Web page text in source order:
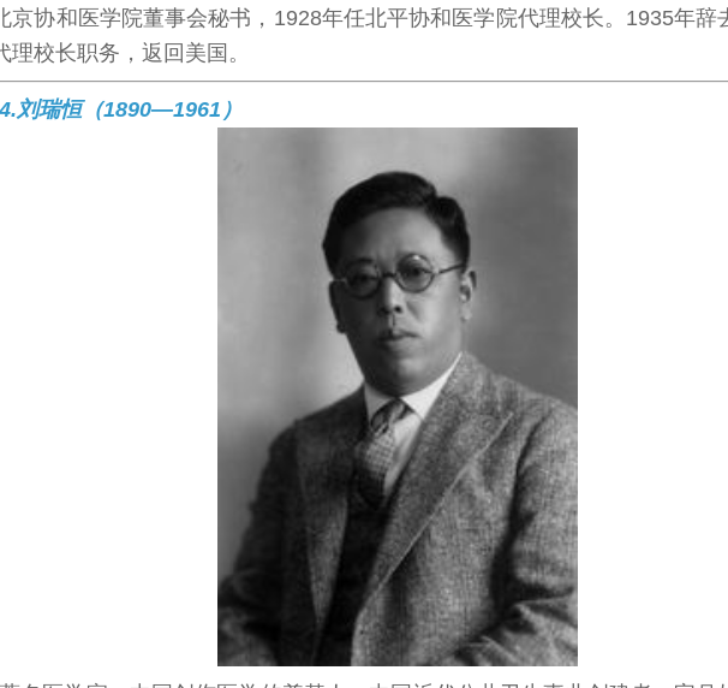
京协和医学院董事会秘书，1928年任北平协和医学院代理校长。1935年辞
理校长职务，返回美国。
4.刘瑞恒（1890—1961）